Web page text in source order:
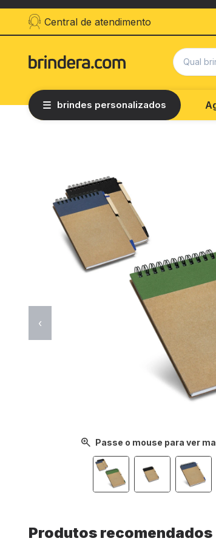
Central de atendimento
brindes personalizados
Passe o mouse para ver
‹
Produtos recomendados